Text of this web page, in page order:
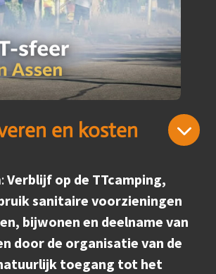
en kosten
Verblijf op de TTcamping,
sanitaire voorzieningen
bijwonen en deelname van
door de organisatie van de
toegang tot het